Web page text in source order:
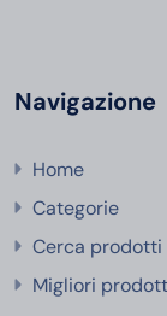
Navigazione
Home
Categorie
Cerca prodotti
Migliori